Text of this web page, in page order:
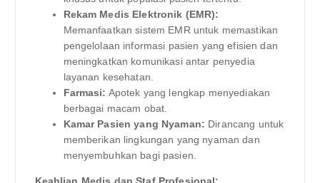
Rekam Medis Elektronik (EMR):
Memanfaatkan sistem EMR untuk memastikan
pengelolaan informasi pasien yang efisien dan
meningkatkan komunikasi antar penyedia
layanan kesehatan.
Farmasi: Apotek yang lengkap menyediakan
berbagai macam obat.
Kamar Pasien yang Nyaman: Dirancang untuk
memberikan lingkungan yang nyaman dan
menyembuhkan bagi pasien.